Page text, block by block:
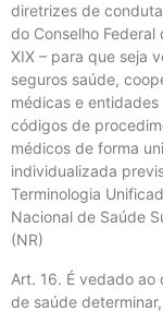
diretrizes de
do Conselho Federal
XIX – para que seja
seguros saúde,
médicas e
códigos de
médicos de forma
individualizada
Terminologia
Nacional de Saúde
(NR)
Art. 16. É vedado
de saúde